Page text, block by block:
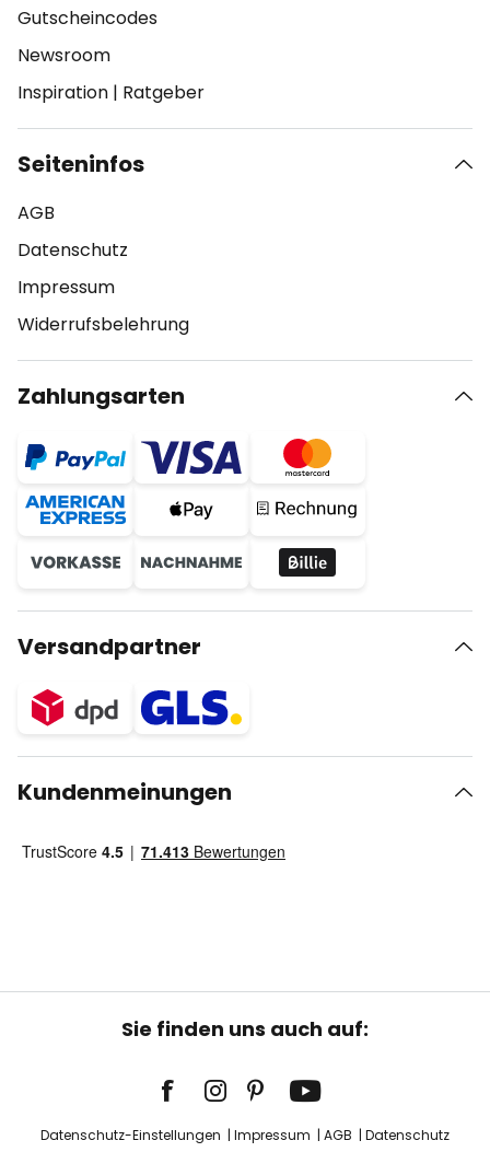
Gutscheincodes
Newsroom
Inspiration | Ratgeber
Seiteninfos
AGB
Datenschutz
Impressum
Widerrufsbelehrung
Zahlungsarten
Versandpartner
Kundenmeinungen
Sie finden uns auch auf:
Datenschutz-Einstellungen Impressum AGB Datenschutz